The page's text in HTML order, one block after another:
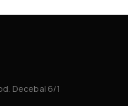
Decebal 6/1